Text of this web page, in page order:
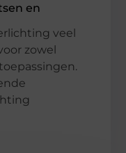
en
veel
zowel